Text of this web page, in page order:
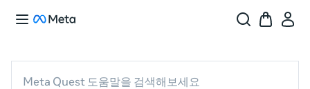
Meta Quest 도움말을 검색해보세요